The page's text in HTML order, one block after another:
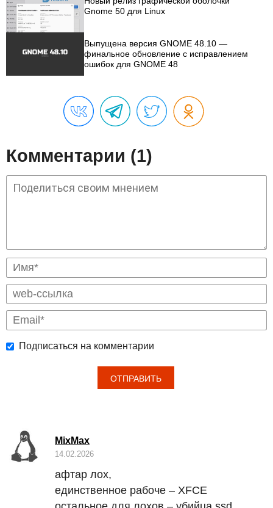
Gnome 50 для Linux
Выпущена версия GNOME 48.10 —
финальное обновление с исправлением
ошибок для GNOME 48
Комментарии (1)
Подписаться на комментарии
MixMax
14.02.2026
афтар лох,
единственное рабоче – XFCE